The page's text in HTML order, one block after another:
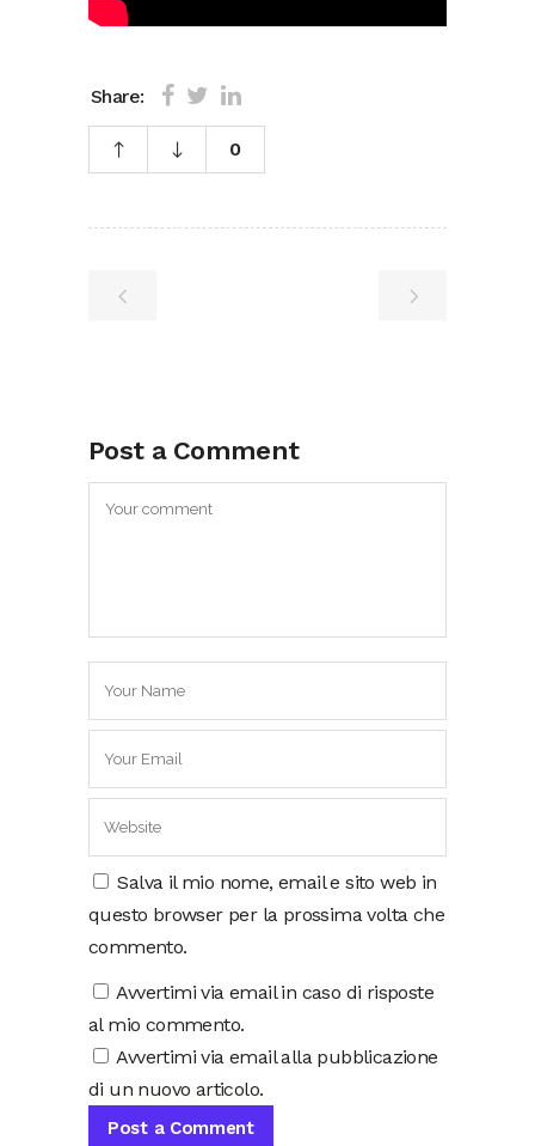
Share:
0
Post a Comment
Salva il mio nome, email e sito web in
questo browser per la prossima volta che
commento.
Avvertimi via email in caso di risposte
al mio commento.
Avvertimi via email alla pubblicazione
di un nuovo articolo.